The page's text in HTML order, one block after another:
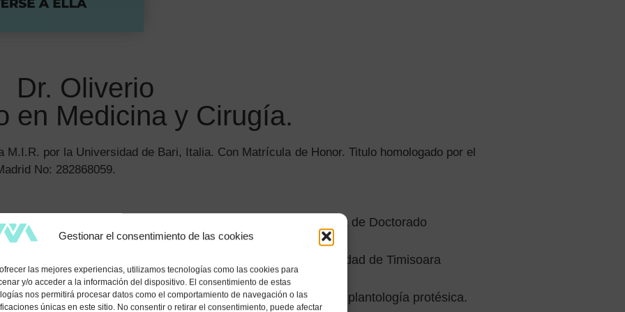
Gestionar el consentimiento de las cookies
las mejores experiencias, utilizamos tecnologías como las cookies para
y/o acceder a la información del dispositivo. El consentimiento de estas
nos permitirá procesar datos como el comportamiento de navegación o las
únicas en este sitio. No consentir o retirar el consentimiento, puede afectar
Dr. Oliverio
en Medicina y Cirugía.
por la Universidad de Bari, Italia. Con Matrícula de Honor. Titulo homologado por el
No: 282868059.
Diploma de Estudios Avanzados por el Programa de Doctorado
(Universidad de Sevilla).
Diploma Europeo en microcirugía por la Universidad de Timisoara
(Romanía).
Máster en Andrología Quirúrgica reparadora e Implantología protésica.